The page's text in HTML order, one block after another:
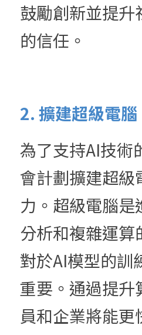
鼓勵創新並提升
的信任。
2. 擴建超級電
為了支持AI技術
會計劃擴建超級
力。超級電腦
分析和複雜運算
對於AI模型的訓
重要。通過提升
員和企業將能